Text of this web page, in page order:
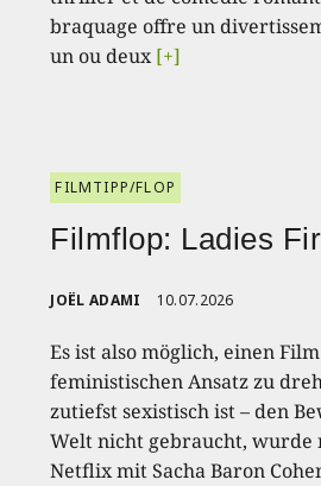
braquage offre un
un ou deux[+]
FILMTIPP/FLOP
Filmflop: Ladies
JOËL ADAMI 10.07.2026
Es ist also möglich, einen
feministischen Ansatz zu
zutiefst sexistisch ist – den
Welt nicht gebraucht, wurde
Netflix mit Sacha Baron